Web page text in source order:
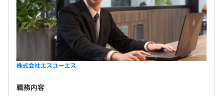
株式会社エスユーエス
職務内容